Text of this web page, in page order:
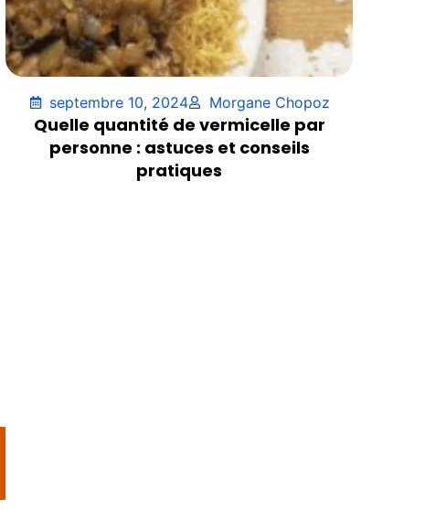
septembre 10, 2024 Morgane Chopoz
Quelle quantité de vermicelle par
personne : astuces et conseils
pratiques